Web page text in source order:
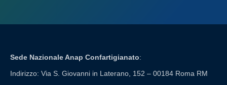
Sede Nazionale Anap Confartigianato:
Indirizzo: Via S. Giovanni in Laterano, 152 – 00184 Roma RM